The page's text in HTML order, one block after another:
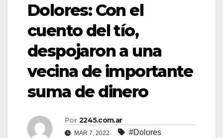
Dolores: Con el
cuento del tío,
despojaron a una
vecina de importante
suma de dinero
Por 2245.com.ar
MAR 7, 2022 #Dolores